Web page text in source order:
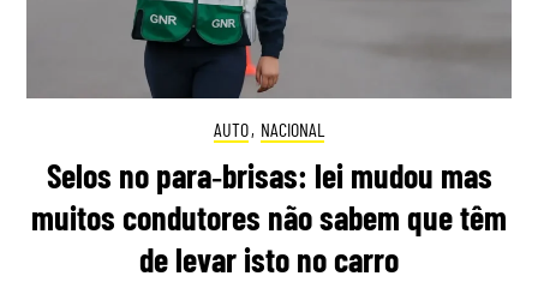
AUTO, NACIONAL
Selos no para‑brisas: lei mudou mas
muitos condutores não sabem que têm
de levar isto no carro